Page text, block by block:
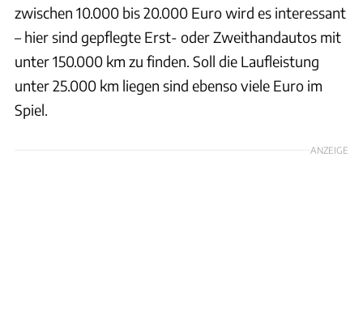
zwischen 10.000 bis 20.000 Euro wird es interessant
– hier sind gepflegte Erst- oder Zweithandautos mit
unter 150.000 km zu finden. Soll die Laufleistung
unter 25.000 km liegen sind ebenso viele Euro im
Spiel.
ANZEIGE